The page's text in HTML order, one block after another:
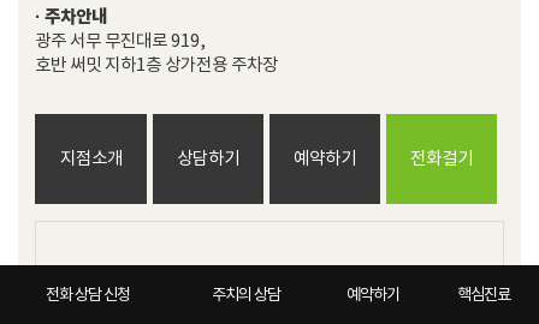
· 주차안내
광주 서무 무진대로 919,
호반 써밋 지하1층 상가전용 주차장
지점소개 상담하기 예약하기 전화걸기
전화 상담 신청 주치의 상담 예약하기 핵심진료